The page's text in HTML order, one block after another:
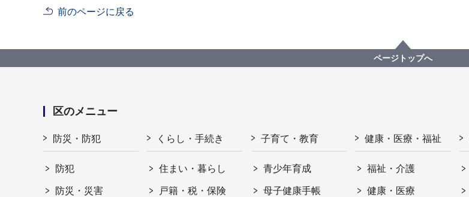
前のページに戻る
ページトップへ
区のメニュー
防災・防犯
防犯
防災・災害
くらし・手続き
住まい・暮らし
戸籍・税・保険
子育て・教育
青少年育成
母子健康手帳
健康・医療・福祉
福祉・介護
健康・医療